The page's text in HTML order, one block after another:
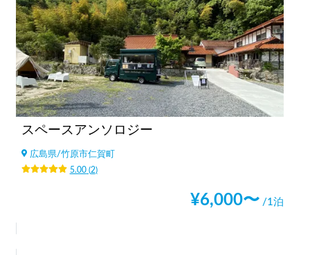
スペースアンソロジー
広島県/竹原市仁賀町
5.00(2)
¥6,000〜 /1泊